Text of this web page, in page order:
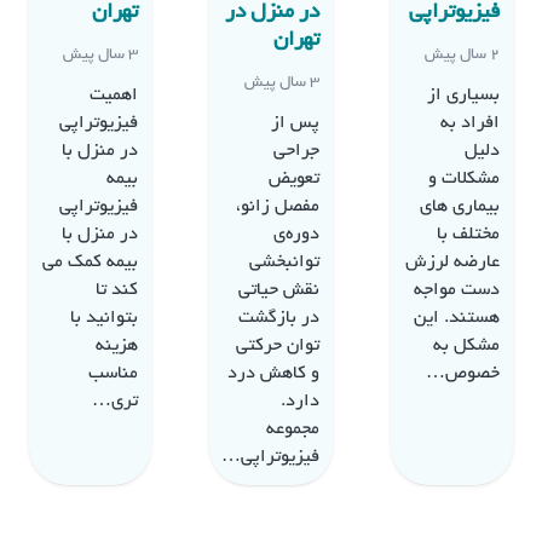
فیزیوتراپی
2 سال پیش
بسیاری از
افراد به
دلیل
مشکلات و
بیماری های
مختلف با
عارضه لرزش
دست مواجه
هستند. این
مشکل به
خصوص…
در منزل در
تهران
3 سال پیش
پس از
جراحی
تعویض
مفصل زانو،
دوره‌ی
توانبخشی
نقش حیاتی
در بازگشت
توان حرکتی
و کاهش درد
دارد.
مجموعه
فیزیوتراپی…
تهران
3 سال پیش
اهمیت
فیزیوتراپی
در منزل با
بیمه
فیزیوتراپی
در منزل با
بیمه کمک می
کند تا
بتوانید با
هزینه
مناسب
تری…